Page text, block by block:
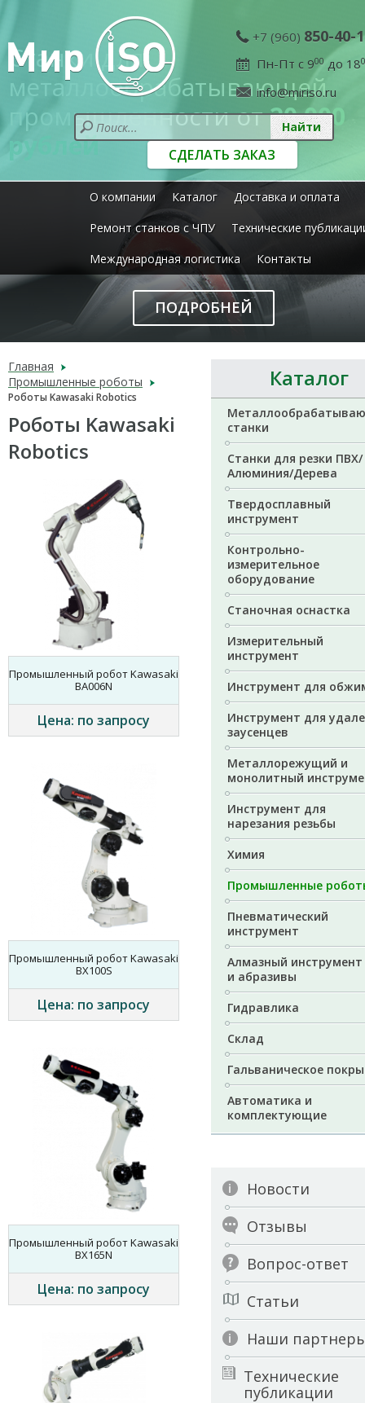
+7 (960) 850-40-
Пн-Пт с 900до 18
info@miriso.ru
СДЕЛАТЬ ЗАКАЗ
О компании Каталог
Доставка и оплата
Ремонт станков с ЧПУ
Технические
Международная логистика
Контакты
Станки для
металлообрабатывающей
промышленности от20 000
рублей
ПОДРОБНЕЙ
Главная
Промышленные роботы
Роботы Kawasaki Robotics
Роботы Kawasaki
Robotics
Промышленный робот Kawasaki
BA006N
Цена: по запросу
Промышленный робот Kawasaki
BX100S
Цена: по запросу
Промышленный робот Kawasaki
BX165N
Цена: по запросу
Каталог
станки
Станки для резки ПВХ/
Алюминия/Дерева
Твердосплавный
инструмент
Контрольно-
измерительное
оборудование
Станочная оснастка
Измерительный
инструмент
Инструмент для
Инструмент для
заусенцев
Металлорежущий и
монолитный
Инструмент для
нарезания резьбы
Химия
Промышленные
Пневматический
инструмент
Алмазный инструмент
и абразивы
Гидравлика
Склад
Гальваническое
Автоматика и
комплектующие
Новости
Отзывы
Вопрос-ответ
Статьи
Наши
Технические
публикации